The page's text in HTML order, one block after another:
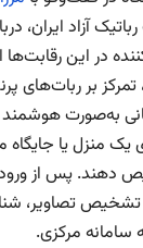
آزاد ایران،
در این رقابت‌ها
بر ربات‌های
به‌صورت هوشمند
یک منزل یا
دهند. پس از
تصاویر،
سامانه مرکزی.